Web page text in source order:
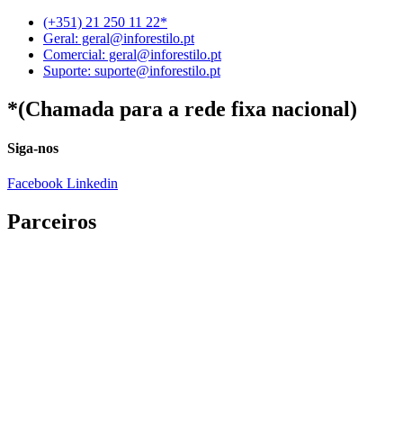
(+351) 21 250 11 22*
Geral: geral@inforestilo.pt
Comercial: geral@inforestilo.pt
Suporte: suporte@inforestilo.pt
*(Chamada para a rede fixa nacional)
Siga-nos
Facebook Linkedin
Parceiros